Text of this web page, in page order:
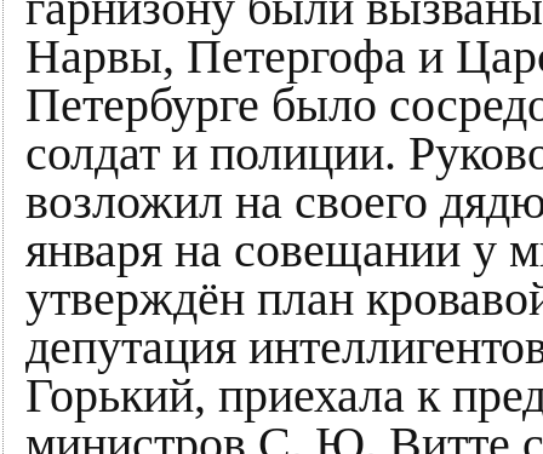
Нарвы, Петергофа и
Петербурге было
солдат и полиции.
возложил на своего
января на совещании у
утверждён план
депутация
Горький, приехала к